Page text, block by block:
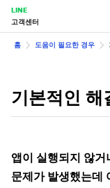
LINE
고객센터
홈 도움이 필요한 경우
기본적인 해
앱이 실행되지 않
문제가 발생했는데